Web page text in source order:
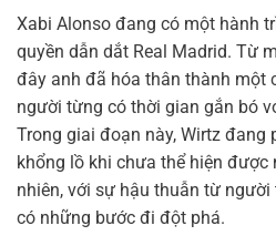
Xabi Alonso đang có một hành
quyền dẫn dắt Real Madrid. Từ
đây anh đã hóa thân thành một
người từng có thời gian gắn bó
Trong giai đoạn này, Wirtz
khổng lồ khi chưa thể hiện được
nhiên, với sự hậu thuẫn từ người
có những bước đi đột phá.